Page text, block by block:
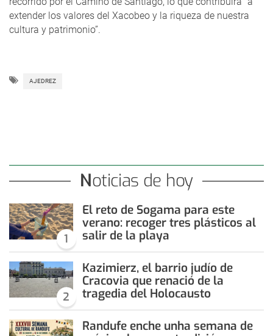
extender los valores del Xacobeo y la riqueza de nuestra
cultura y patrimonio”.
AJEDREZ
Noticias de hoy
1
El reto de Sogama para este
verano: recoger tres plásticos al
salir de la playa
2
Kazimierz, el barrio judío de
Cracovia que renació de la
tragedia del Holocausto
Randufe enche unha semana de